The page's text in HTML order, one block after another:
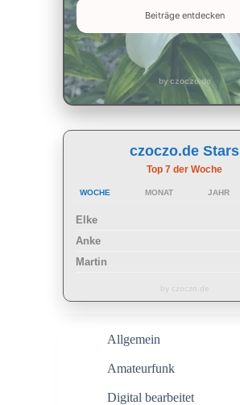
Beiträge entdecken
by czoczo.de
czoczo.de Stars
Top 7 der Woche
WOCHE MONAT JAHR
Elke
Anke
Martin
by czoczo.de
Allgemein
Amateurfunk
Digital bearbeitet